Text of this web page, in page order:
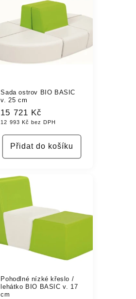
Sada ostrov BIO BASIC
v. 25 cm
Běžná
cena
15 721 Kč
12 993 Kč bez DPH
Přidat do košíku
Pohodlné nízké křeslo /
lehátko BIO BASIC v. 17
cm